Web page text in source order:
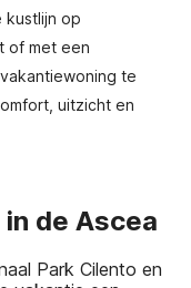
op
of met een
te
uitzicht en
de Ascea
Park Cilento en